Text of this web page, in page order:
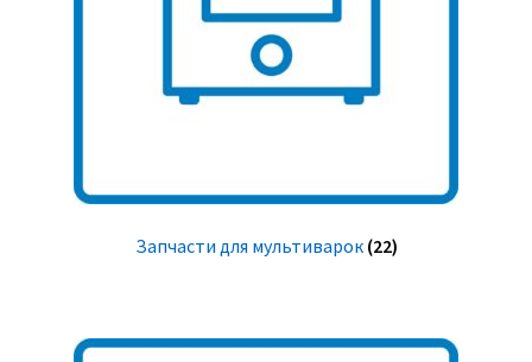
Запчасти для мультиварок (22)